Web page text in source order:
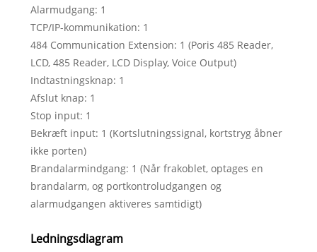
Alarmudgang: 1
TCP/IP-kommunikation: 1
484 Communication Extension: 1 (Poris 485 Reader,
LCD, 485 Reader, LCD Display, Voice Output)
Indtastningsknap: 1
Afslut knap: 1
Stop input: 1
Bekræft input: 1 (Kortslutningssignal, kortstryg åbner
ikke porten)
Brandalarmindgang: 1 (Når frakoblet, optages en
brandalarm, og portkontroludgangen og
alarmudgangen aktiveres samtidigt)
Ledningsdiagram